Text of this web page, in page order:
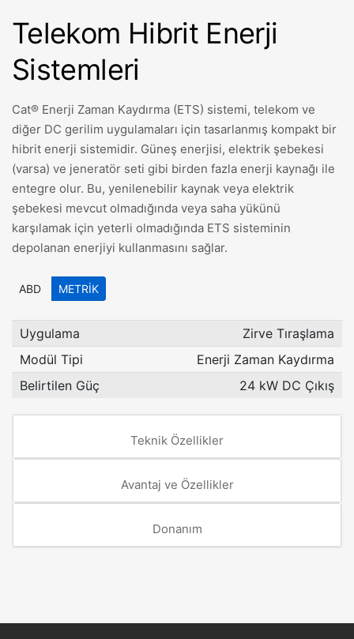
Telekom Hibrit Enerji
Sistemleri
Cat® Enerji Zaman Kaydırma (ETS) sistemi, telekom ve
diğer DC gerilim uygulamaları için tasarlanmış kompakt bir
hibrit enerji sistemidir. Güneş enerjisi, elektrik şebekesi
(varsa) ve jeneratör seti gibi birden fazla enerji kaynağı ile
entegre olur. Bu, yenilenebilir kaynak veya elektrik
şebekesi mevcut olmadığında veya saha yükünü
karşılamak için yeterli olmadığında ETS sisteminin
depolanan enerjiyi kullanmasını sağlar.
ABD METRIK
Uygulama
Zirve Tıraşlama
Modül Tipi
Enerji Zaman Kaydırma
Belirtilen Güç
24 kW DC Çıkış
Teknik Özellikler
Avantaj ve Özellikler
Donanım